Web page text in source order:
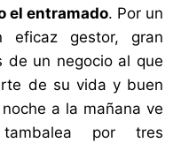
el entramado. Por un
eficaz gestor, gran
de un negocio al que
de su vida y buen
a la mañana ve
por tres